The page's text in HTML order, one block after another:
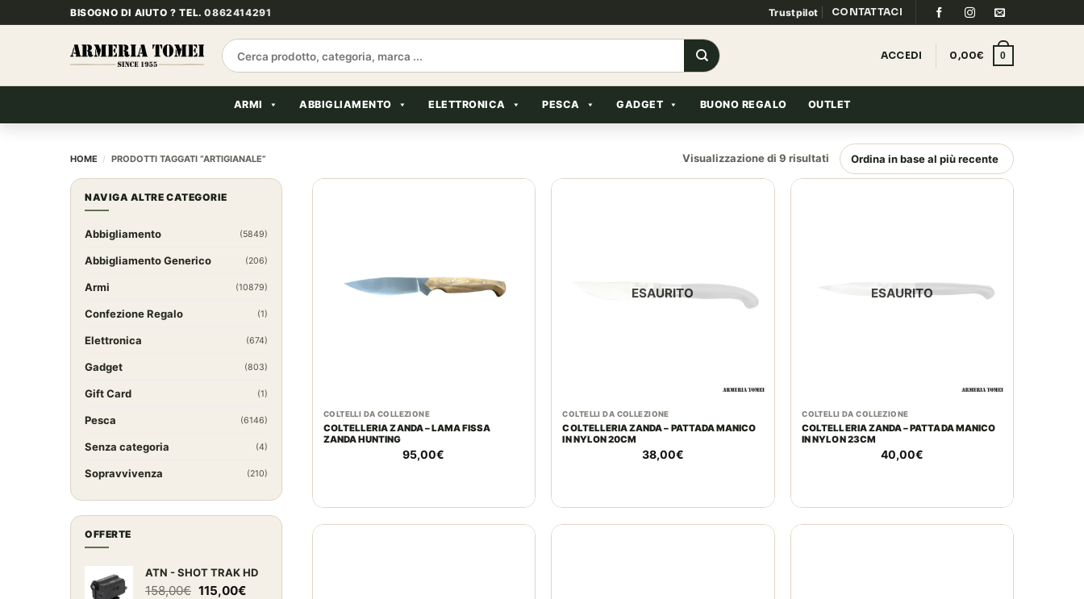
ai
BISOGNO DI AIUTO ? TEL.0862414291 Trustpilot CONTATTACI
Cerca:
ACCEDI 0,00€ 0
ARMI ABBIGLIAMENTO ELETTRONICA PESCA GADGET BUONO REGALO OUTLET
HOME / PRODOTTI TAGGATI “ARTIGIANALE” Visualizzazione di 9 risultatiOrdina
NAVIGA ALTRE CATEGORIE
Abbigliamento (5849)
Abbigliamento Generico (206)
Armi (10879)
Confezione Regalo (1)
Elettronica (674)
Gadget (803)
Gift Card (1)
Pesca (6146)
Senza categoria (4)
Sopravvivenza (210)
OFFERTE
ATN - SHOT TRAK HD
158,00€ Il
115,00€Il
COLTELLI DA COLLEZIONE
COLTELLERIA ZANDA – LAMA FISSA
ZANDA HUNTING
95,00€
ESAURITO
COLTELLI DA COLLEZIONE
COLTELLERIA ZANDA – PATTADA MANICO
IN NYLON 20CM
38,00€
ESAURITO
COLTELLI DA COLLEZIONE
COLTELLERIA ZANDA – PATTADA MANICO
IN NYLON 23CM
40,00€